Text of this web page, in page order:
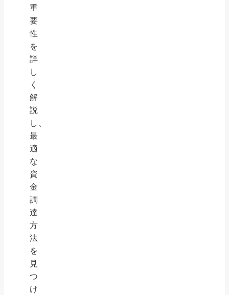
重
要
性
を
詳
し
く
解
説
し、
最
適
な
資
金
調
達
方
法
を
見
つ
け